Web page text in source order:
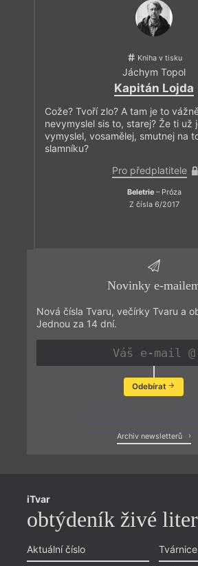
Kniha v tisku
Jáchym Topol
Kapitán Lojda
Cože? Tvoří zlo? A tam je to
nevymyslel sis to, starej? Že ti už
vymyslel, vosamělej, smutnej na
slamníku?
Pro předplatitele
Beletrie– Próza
Z čísla 6/2017
Novinky e-
Nová čísla Tvaru, večírky Tvaru a
Jednou za 14 dní.
Odebírat
Archiv newsletterů
iTvar
obtýdeník živé
Aktuální číslo
Tvárnice